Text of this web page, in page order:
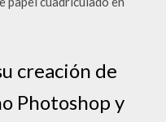
creación de
Photoshop y